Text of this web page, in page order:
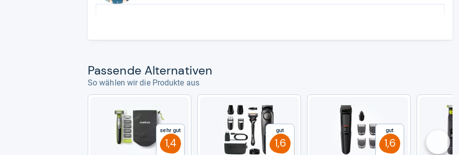
Pas­sende Alter­na­ti­ven
So wählen wir die Produkte aus
Sehr gut
1,4
Gut
1,6
Gut
1,6 nächste